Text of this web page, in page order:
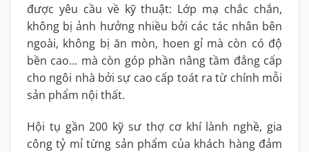
được yêu cầu về kỹ thuật: Lớp mạ chắc chắn,
không bị ảnh hưởng nhiều bởi các tác nhân bên
ngoài, không bị ăn mòn, hoen gỉ mà còn có độ
bền cao… mà còn góp phần nâng tầm đẳng cấp
cho ngôi nhà bởi sự cao cấp toát ra từ chính mỗi
sản phẩm nội thất.
Hội tụ gần 200 kỹ sư thợ cơ khí lành nghề, gia
công tỷ mỉ từng sản phẩm của khách hàng đảm